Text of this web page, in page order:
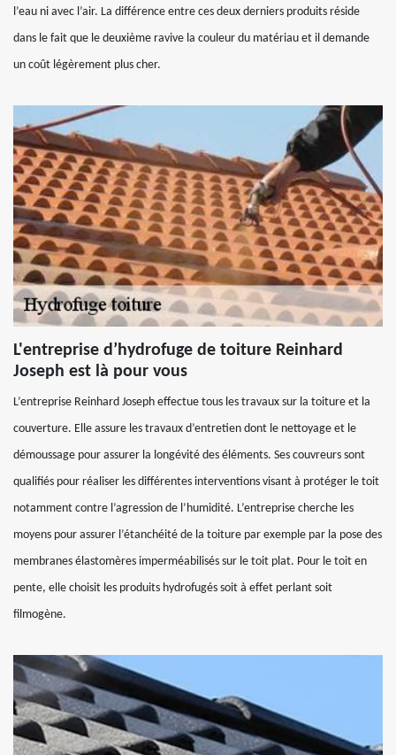
l’eau ni avec l’air. La différence entre ces deux derniers produits réside
dans le fait que le deuxième ravive la couleur du matériau et il demande
un coût légèrement plus cher.
L'entreprise d’hydrofuge de toiture Reinhard
Joseph est là pour vous
L’entreprise Reinhard Joseph effectue tous les travaux sur la toiture et la
couverture. Elle assure les travaux d’entretien dont le nettoyage et le
démoussage pour assurer la longévité des éléments. Ses couvreurs sont
qualifiés pour réaliser les différentes interventions visant à protéger le toit
notamment contre l’agression de l’humidité. L’entreprise cherche les
moyens pour assurer l’étanchéité de la toiture par exemple par la pose des
membranes élastomères imperméabilisés sur le toit plat. Pour le toit en
pente, elle choisit les produits hydrofugés soit à effet perlant soit
filmogène.